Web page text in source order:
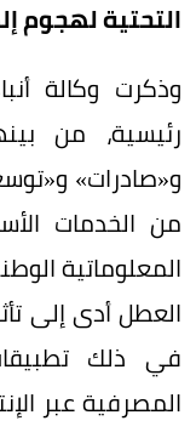
التحتية لهجوم
وذكرت وكالة
رئيسية، من
و«صادرات»
من الخدمات
المعلوماتية
العطل أدى إلى
في ذلك
المصرفية عبر